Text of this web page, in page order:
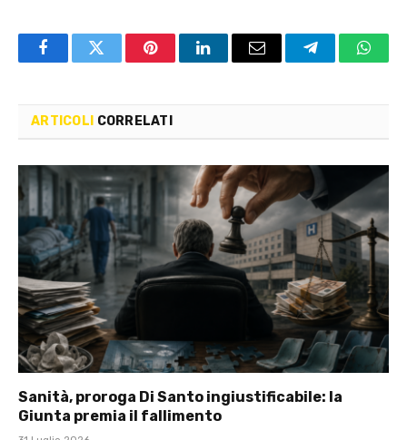
FacebookTwitter PinterestLinkedInEmail Telegram
ARTICOLI CORRELATI
Sanità, proroga Di Santo ingiustificabile: la
Giunta premia il fallimento